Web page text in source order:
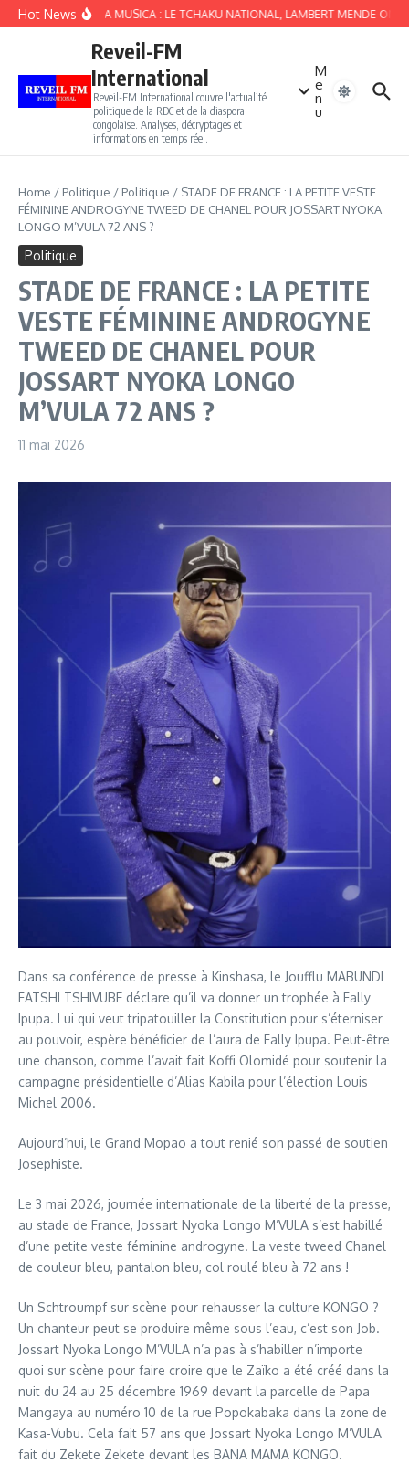
Aller au contenu
Hot NewsVUVUZELA MUSICA : LE TCHAKU NATIONAL, LAMBERT MENDE
Reveil-FM
International
Reveil-FM International couvre l'actualité
politique de la RDC et de la diaspora
congolaise. Analyses, décryptages et
informations en temps réel.
M
e
n
u
Home / Politique / Politique / STADE DE FRANCE : LA PETITE VESTE
FÉMININE ANDROGYNE TWEED DE CHANEL POUR JOSSART NYOKA
LONGO M’VULA 72 ANS ?
Politique
STADE DE FRANCE : LA PETITE
VESTE FÉMININE ANDROGYNE
TWEED DE CHANEL POUR
JOSSART NYOKA LONGO
M’VULA 72 ANS ?
11 mai 2026
Dans sa conférence de presse à Kinshasa, le Joufflu MABUNDI
FATSHI TSHIVUBE déclare qu’il va donner un trophée à Fally
Ipupa. Lui qui veut tripatouiller la Constitution pour s’éterniser
au pouvoir, espère bénéficier de l’aura de Fally Ipupa. Peut-être
une chanson, comme l’avait fait Koffi Olomidé pour soutenir la
campagne présidentielle d’Alias Kabila pour l’élection Louis
Michel 2006.
Aujourd’hui, le Grand Mopao a tout renié son passé de soutien
Josephiste.
Le 3 mai 2026, journée internationale de la liberté de la presse,
au stade de France, Jossart Nyoka Longo M’VULA s’est habillé
d’une petite veste féminine androgyne. La veste tweed Chanel
de couleur bleu, pantalon bleu, col roulé bleu à 72 ans !
Un Schtroumpf sur scène pour rehausser la culture KONGO ?
Un chanteur peut se produire même sous l’eau, c’est son Job.
Jossart Nyoka Longo M’VULA n’a pas à s’habiller n’importe
quoi sur scène pour faire croire que le Zaïko a été créé dans la
nuit du 24 au 25 décembre 1969 devant la parcelle de Papa
Mangaya au numéro 10 de la rue Popokabaka dans la zone de
Kasa-Vubu. Cela fait 57 ans que Jossart Nyoka Longo M’VULA
fait du Zekete Zekete devant les BANA MAMA KONGO.